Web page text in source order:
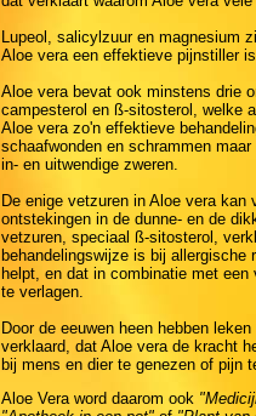
Lupeol, salicylzuur en magnesium
Aloe vera een effektieve pijnstiller
Aloe vera bevat ook minstens drie
campesterol en ß-sitosterol, welke
Aloe vera zo'n effektieve
schaafwonden en schrammen
in- en uitwendige zweren.
De enige vetzuren in Aloe vera
ontstekingen in de dunne- en de
vetzuren, speciaal ß-sitosterol,
behandelingswijze is bij allergische
helpt, en dat in combinatie met
te verlagen.
Door de eeuwen heen hebben
verklaard, dat Aloe vera de kracht
bij mens en dier te genezen of pijn
Aloe Vera word daarom ook